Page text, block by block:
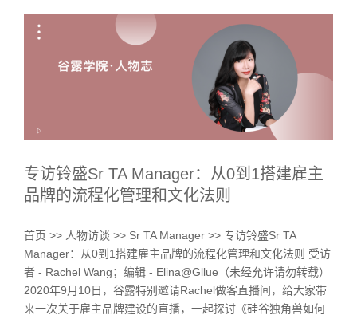
专访铃盛Sr TA Manager：从0到1搭建雇主
品牌的流程化管理和文化法则
首页 >> 人物访谈 >> Sr TA Manager >> 专访铃盛Sr TA
Manager：从0到1搭建雇主品牌的流程化管理和文化法则 受访
者 - Rachel Wang；编辑 - Elina@Gllue（未经允许请勿转载）
2020年9月10日，谷露特别邀请Rachel做客直播间，给大家带
来一次关于雇主品牌建设的直播，一起探讨《硅谷独角兽如何